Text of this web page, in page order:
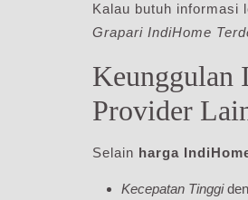
Kalau butuh informasi
Grapari IndiHome
Keunggulan
Provider
Selain harga
Kecepatan Tinggi